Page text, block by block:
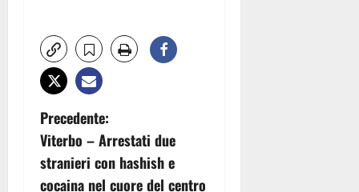
N
a
Precedente:
Viterbo – Arrestati due
stranieri con hashish e
cocaina nel cuore del centro